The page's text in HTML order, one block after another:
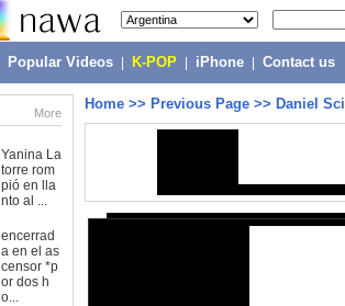
Popular Videos K-POP iPhone Contact us
More
Yanina La
torre rom
pió en lla
nto al ...
encerrad
a en el as
censor *p
or dos h
o...
Home >> Previous Page >> Daniel